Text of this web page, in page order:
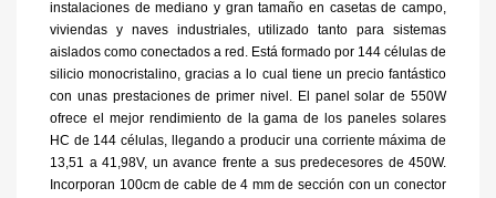
instalaciones de mediano y gran tamaño en casetas de campo,
viviendas y naves industriales, utilizado tanto para sistemas
aislados como conectados a red. Está formado por 144 células de
silicio monocristalino, gracias a lo cual tiene un precio fantástico
con unas prestaciones de primer nivel. El panel solar de 550W
ofrece el mejor rendimiento de la gama de los paneles solares
HC de 144 células, llegando a producir una corriente máxima de
13,51 a 41,98V, un avance frente a sus predecesores de 450W.
Incorporan 100cm de cable de 4 mm de sección con un conector